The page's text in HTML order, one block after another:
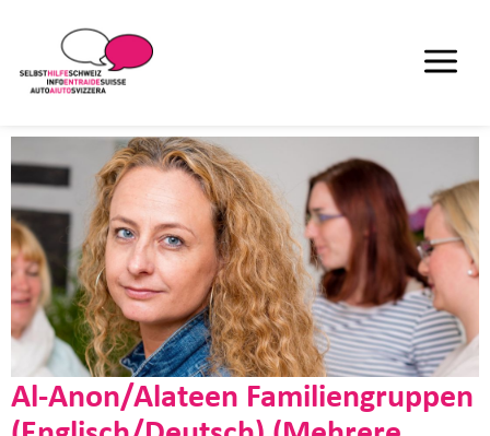
Al-Anon/Alateen Familiengruppen